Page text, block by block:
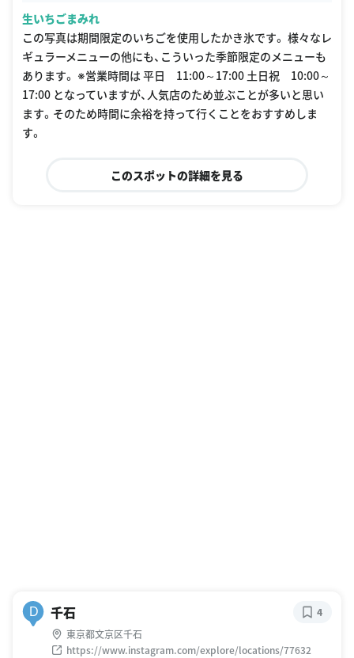
生いちごまみれ
この写真は期間限定のいちごを使用したかき氷です。 様々なレ
ギュラーメニューの他にも、こういった季節限定のメニューも
あります。 ※営業時間は 平日 11:00～17:00 土日祝 10:00～
17:00 となっていますが、人気店のため並ぶことが多いと思い
ます。そのため時間に余裕を持って行くことをおすすめしま
す。
このスポットの詳細を見る
D 千石
東京都文京区千石
https://www.instagram.com/explore/locations/77632
4